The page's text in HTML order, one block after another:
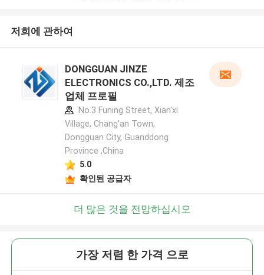
저희에 관하여
DONGGUAN JINZE
ELECTRONICS CO.,LTD. 제조
업체 프로필
No.3 Funing Street, Xian'xi
Village, Chang'an Town,
Dongguan City, Guanddong
Province ,China
5.0
확인된 공급자
더 많은 것을 전망하십시오
가장 저렴 한 가격 으로